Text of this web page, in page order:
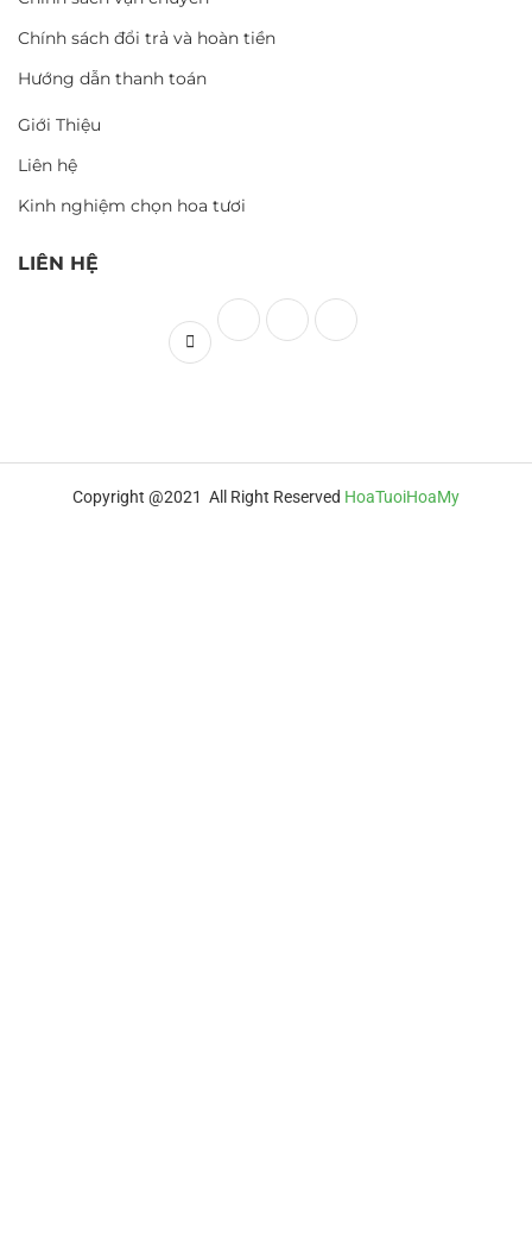
Chính sách đổi trả và hoàn tiền
Hướng dẫn thanh toán
Giới Thiệu
Liên hệ
Kinh nghiệm chọn hoa tươi
LIÊN HỆ
Copyright @2021 All Right Reserved HoaTuoiHoaMy